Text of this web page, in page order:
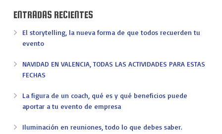
ENTRADAS RECIENTES
El storytelling, la nueva forma de que todos recuerden tu
evento
NAVIDAD EN VALENCIA, TODAS LAS ACTIVIDADES PARA ESTAS
FECHAS
La figura de un coach, qué es y qué beneficios puede
aportar a tu evento de empresa
Iluminación en reuniones, todo lo que debes saber.